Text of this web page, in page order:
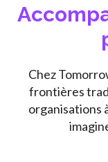
Chez
frontières
organisations